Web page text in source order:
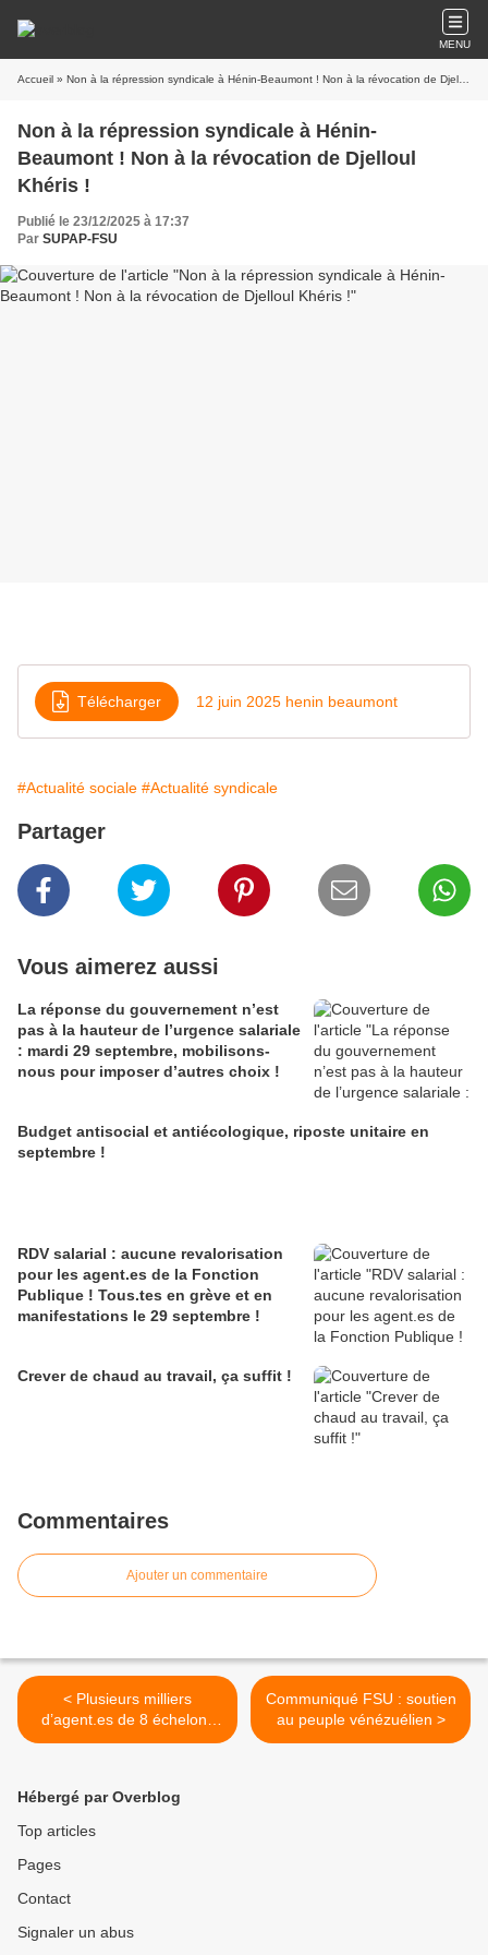
MENU
Accueil » Non à la répression syndicale à Hénin-Beaumont ! Non à la révocation de Djelloul Khéris !
Non à la répression syndicale à Hénin-
Beaumont ! Non à la révocation de Djelloul
Khéris !
Publié le 23/12/2025 à 17:37
Par SUPAP-FSU
Télécharger 12 juin 2025 henin beaumont
#Actualité sociale #Actualité syndicale
Partager
Vous aimerez aussi
La réponse du gouvernement n’est
pas à la hauteur de l’urgence salariale
: mardi 29 septembre, mobilisons-
nous pour imposer d’autres choix !
Budget antisocial et antiécologique, riposte unitaire en
septembre !
RDV salarial : aucune revalorisation
pour les agent.es de la Fonction
Publique ! Tous.tes en grève et en
manifestations le 29 septembre !
Crever de chaud au travail, ça suffit !
Commentaires
Ajouter un commentaire
< Plusieurs milliers
d’agent.es de 8 échelons
de catégorie C au SMIC au
plus en plus désastreux !
Communiqué FSU : soutien
au peuple vénézuélien >
Hébergé par Overblog
Top articles
Pages
Contact
Signaler un abus